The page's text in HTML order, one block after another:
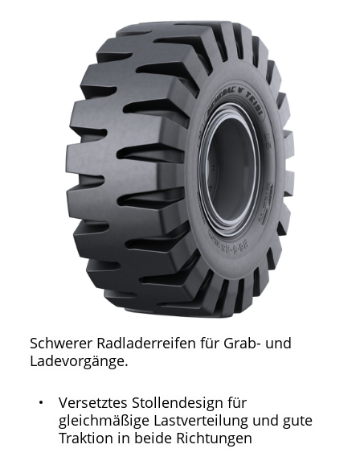
Schwerer Radladerreifen für Grab- und
Ladevorgänge.
Versetztes Stollendesign für
gleichmäßige Lastverteilung und gute
Traktion in beide Richtungen